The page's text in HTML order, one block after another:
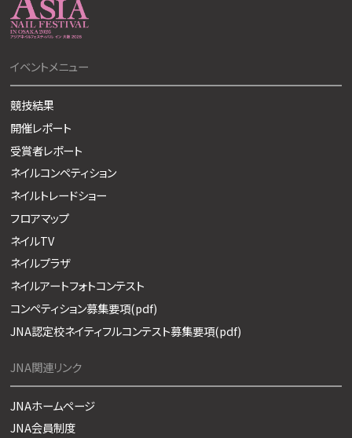
イベントメニュー
競技結果
開催レポート
受賞者レポート
ネイルコンペティション
ネイルトレードショー
フロアマップ
ネイルTV
ネイルプラザ
ネイルアートフォトコンテスト
コンペティション募集要項(pdf)
JNA認定校ネイティフルコンテスト募集要項(pdf)
JNA関連リンク
JNAホームページ
JNA会員制度